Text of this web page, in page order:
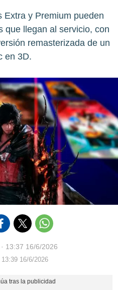
Extra y Premium pueden
que llegan al servicio, con
remasterizada de un
en 3D.
13:37 16/6/2026
16/6/2026